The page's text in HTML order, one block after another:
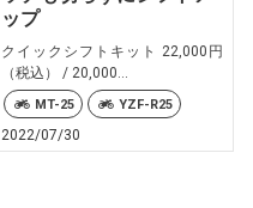
MT-10 MT-25
ップ
クイックシフトキット 22,000円
（税込） / 20,000...
MT-25 YZF-R25
2022/07/30